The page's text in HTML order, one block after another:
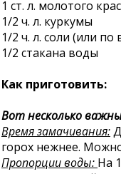
1 ст. л. молотого
1/2 ч. л. куркумы
1/2 ч. л. соли (или по
1/2 стакана воды
Как приготовить:
Вот несколько
Время замачивания:
горох нежнее.
Пропорции воды: На